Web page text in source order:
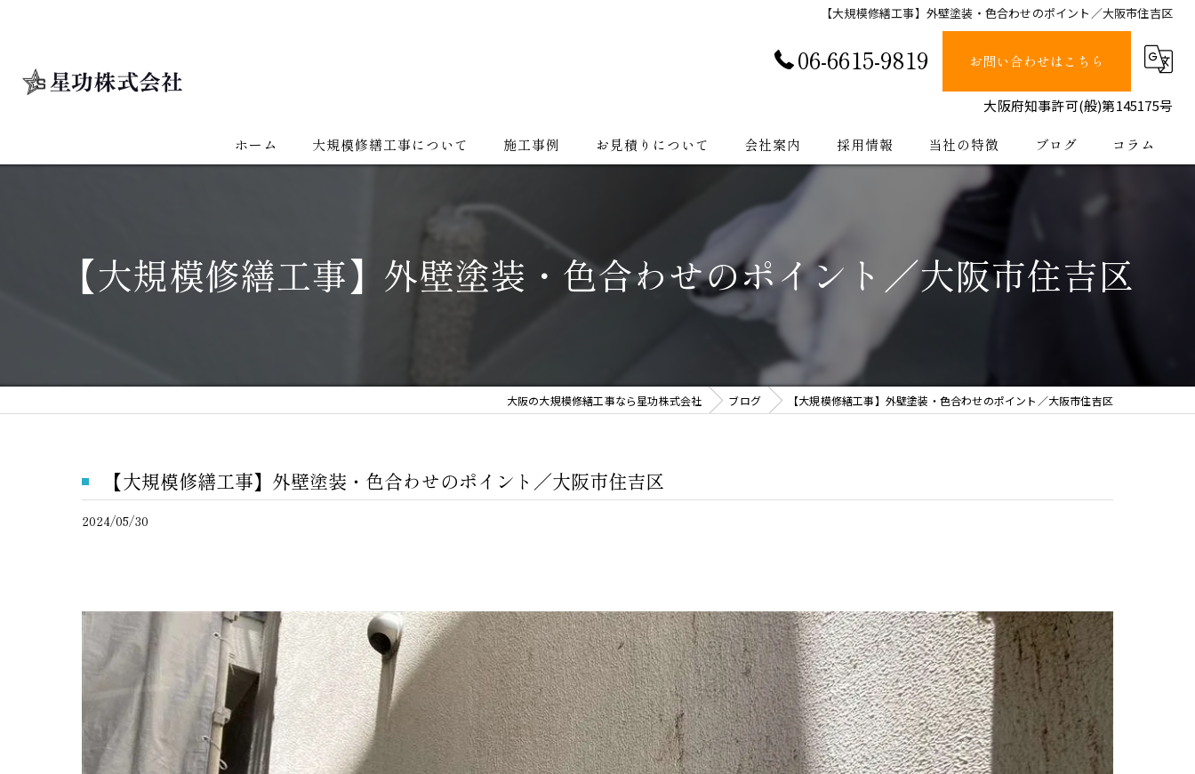
【大規模修繕工事】外壁塗装・色合わせのポイント／大阪市住吉区
06-6615-9819 お問い合わせはこちら
大阪府知事許可(般)第145175号
ホーム 大規模修繕工事について 施工事例 お見積りについて 会社案内
会社紹介
採用情報 当社の特徴
塗装
止水
防水
ブログ コラム
【大規模修繕工事】外壁塗装・色合わせのポイント／大阪市住吉区
大阪の大規模修繕工事なら星功株式会社 ブログ 【大規模修繕工事】外壁塗装・色合わせのポイント／大阪市住吉区
【大規模修繕工事】外壁塗装・色合わせのポイント／大阪市住吉区
2024/05/30